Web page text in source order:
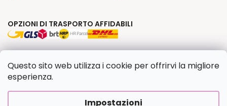
Questo sito web utilizza i cookie per offrirvi la migliore
esperienza.
Impostazioni
OPZIONI DI TRASPORTO AFFIDABILI
Copyright 2026Dipingilo.it. Tutti i diritti riservati.